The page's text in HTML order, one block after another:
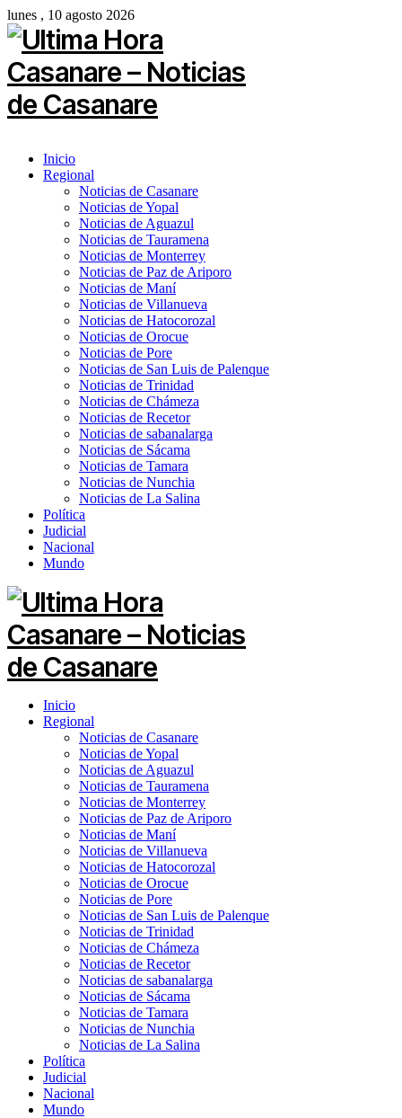
lunes , 10 agosto 2026
Inicio
Regional
Noticias de Casanare
Noticias de Yopal
Noticias de Aguazul
Noticias de Tauramena
Noticias de Monterrey
Noticias de Paz de Ariporo
Noticias de Maní
Noticias de Villanueva
Noticias de Hatocorozal
Noticias de Orocue
Noticias de Pore
Noticias de San Luis de Palenque
Noticias de Trinidad
Noticias de Chámeza
Noticias de Recetor
Noticias de sabanalarga
Noticias de Sácama
Noticias de Tamara
Noticias de Nunchia
Noticias de La Salina
Política
Judicial
Nacional
Mundo
Inicio
Regional
Noticias de Casanare
Noticias de Yopal
Noticias de Aguazul
Noticias de Tauramena
Noticias de Monterrey
Noticias de Paz de Ariporo
Noticias de Maní
Noticias de Villanueva
Noticias de Hatocorozal
Noticias de Orocue
Noticias de Pore
Noticias de San Luis de Palenque
Noticias de Trinidad
Noticias de Chámeza
Noticias de Recetor
Noticias de sabanalarga
Noticias de Sácama
Noticias de Tamara
Noticias de Nunchia
Noticias de La Salina
Política
Judicial
Nacional
Mundo